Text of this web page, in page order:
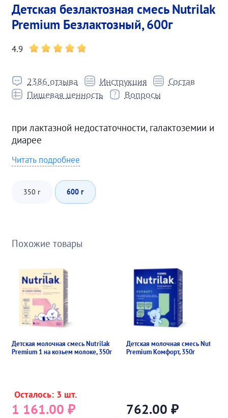
Детская безлактозная смесь Nutrilak
Premium Безлактозный, 600г
4.9
2386 отзыва Инструкция
Состав
Пищевая ценность
Вопросы
при лактазной недостаточности, галактоземии и
диарее
Читать подробнее
350 г 600 г
Похожие товары
Детская молочная смесь Nutrilak
Premium 1 на козьем молоке, 350г
1 161.00 ₽
Осталось: 3 шт.
Детская молочная смесь Nutrilak
Premium Комфорт, 350г
762.00₽